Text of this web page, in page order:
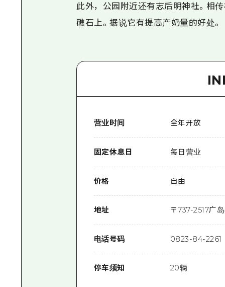
此外，公园附近还有志后明神社。相
礁石上。据说它有提高产奶量的好处。
营业时间 全年开放
固定休息日 每日营业
价格 自由
地址 〒737-2517广
电话号码 0823-84-2261
停车须知 20辆